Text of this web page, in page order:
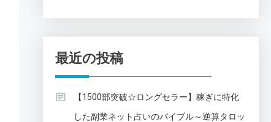
最近の投稿
【1500部突破☆ロングセラー】稼ぎに特化
した副業ネット占いのバイブル～逆算タロッ